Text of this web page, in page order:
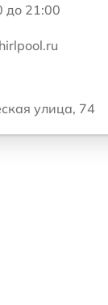
до 21:00
улица, 74